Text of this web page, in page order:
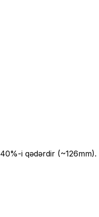
40%-i qədərdir (~126mm).